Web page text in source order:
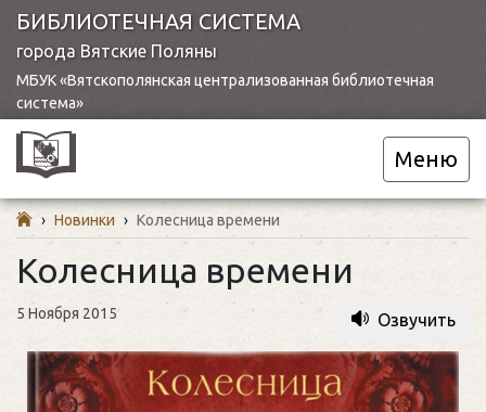
БИБЛИОТЕЧНАЯ СИСТЕМА
города Вятские Поляны
МБУК «Вятскополянская централизованная библиотечная
система»
Меню
› Новинки › Колесница времени
Колесница времени
5 Ноября 2015 Озвучить